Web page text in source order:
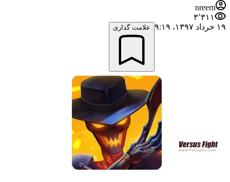
nreern
۳٬۳۱۱
۱۹ خرداد ۱۳۹۷،‏ ۹:۱۹
علامت گذاری